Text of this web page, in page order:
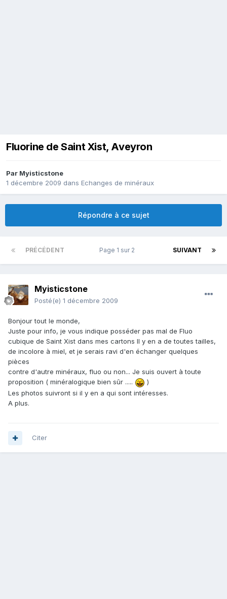
Fluorine de Saint Xist, Aveyron
Par Myisticstone
1 décembre 2009 dans Echanges de minéraux
Répondre à ce sujet
PRÉCÉDENT SUIVANT
Page 1 sur 2
Myisticstone
Posté(e) 1 décembre 2009
Bonjour tout le monde,
Juste pour info, je vous indique posséder pas mal de Fluo
cubique de Saint Xist dans mes cartons Il y en a de toutes tailles,
de incolore à miel, et je serais ravi d'en échanger quelques
pièces
contre d'autre minéraux, fluo ou non... Je suis ouvert à toute
proposition ( minéralogique bien sûr .....
)
Les photos suivront si il y en a qui sont intéresses.
A plus.
Citer